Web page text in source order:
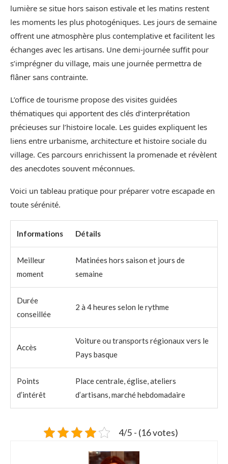
lumière se situe hors saison estivale et les matins restent
les moments les plus photogéniques. Les jours de semaine
offrent une atmosphère plus contemplative et facilitent les
échanges avec les artisans. Une demi-journée suffit pour
s’imprégner du village, mais une journée permettra de
flâner sans contrainte.
L’office de tourisme propose des visites guidées
thématiques qui apportent des clés d’interprétation
précieuses sur l’histoire locale. Les guides expliquent les
liens entre urbanisme, architecture et histoire sociale du
village. Ces parcours enrichissent la promenade et révèlent
des anecdotes souvent méconnues.
Voici un tableau pratique pour préparer votre escapade en
toute sérénité.
Informations Détails
Meilleur
moment
Matinées hors saison et jours de
semaine
Durée
conseillée
2 à 4 heures selon le rythme
Accès
Voiture ou transports régionaux vers le
Pays basque
Points
d’intérêt
Place centrale, église, ateliers
d’artisans, marché hebdomadaire
4/5 - (16 votes)